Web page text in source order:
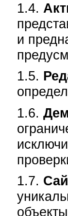
1.4.
и
1.5.
1.6.
1.7.